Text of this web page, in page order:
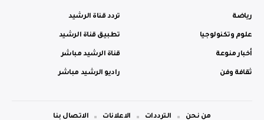
رياضة
علوم وتكنولوجيا
أخبار منوعة
ثقافة وفن
تردد قناة الرشيد
تطبيق قناة الرشيد
قناة الرشيد مباشر
راديو الرشيد مباشر
من نحن الترددات الاعلانات الاتصال بنا